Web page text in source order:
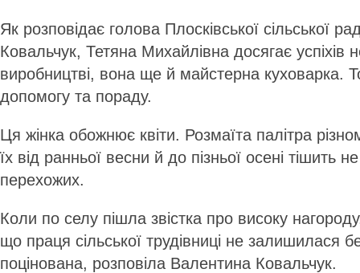
Як розповідає голова Плосківської сільської
Ковальчук, Тетяна Михайлівна досягає успіхів
виробництві, вона ще й майстерна куховарка.
допомогу та пораду.
Ця жінка обожнює квіти. Розмаїта палітра
їх від ранньої весни й до пізньої осені тішить
перехожих.
Коли по селу пішла звістка про високу
що праця сільської трудівниці не залишилася
поцінована, розповіла Валентина Ковальчук.